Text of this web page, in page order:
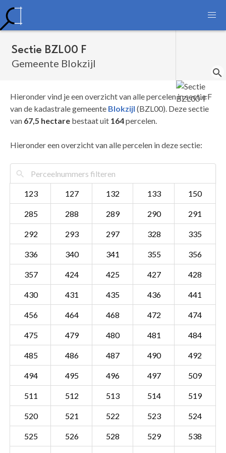
Sectie BZL00 F
Gemeente Blokzijl
Hieronder vind je een overzicht van alle percelen in sectie F
van de kadastrale gemeente Blokzijl (BZL00). Deze sectie
van 67,5 hectare bestaat uit 164percelen.
Hieronder een overzicht van alle percelen in deze sectie:
123 127 132 133 150
285 288 289 290 291
292 293 297 328 335
336 340 341 355 356
357 424 425 427 428
430 431 435 436 441
456 464 468 472 474
475 479 480 481 484
485 486 487 490 492
494 495 496 497 509
511 512 513 514 519
520 521 522 523 524
525 526 528 529 538
Sectie BZL00 F
Gemeente Blokzijl
Details